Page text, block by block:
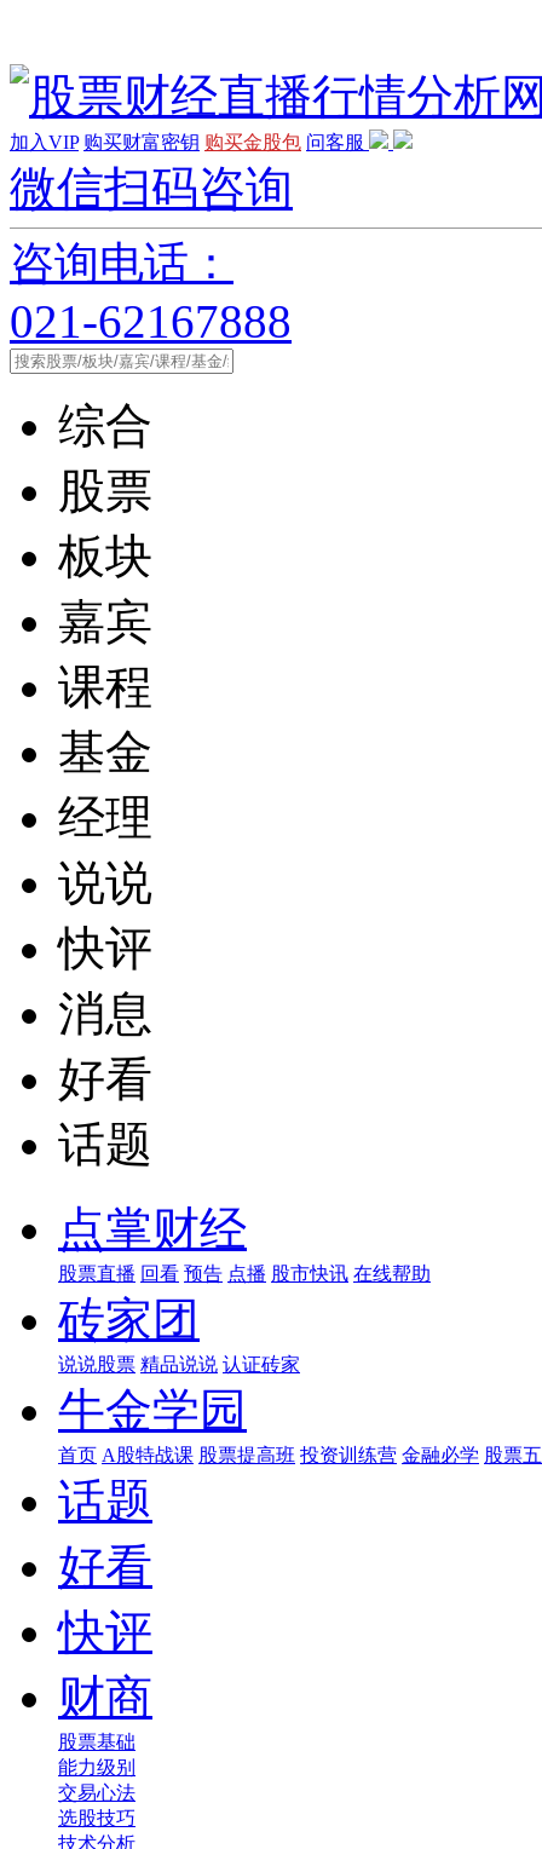
加入VIP 购买财富密钥 购买金股包 问客服
微信扫码咨询
咨询电话：
021-62167888
综合
股票
板块
嘉宾
课程
基金
经理
说说
快评
消息
好看
话题
点掌财经
股票直播 回看 预告 点播 股市快讯 在线帮助
砖家团
说说股票 精品说说 认证砖家
牛金学园
首页 A股特战课 股票提高班 投资训练营 金融必学 股票
话题
好看
快评
财商
股票基础
能力级别
交易心法
选股技巧
技术分析